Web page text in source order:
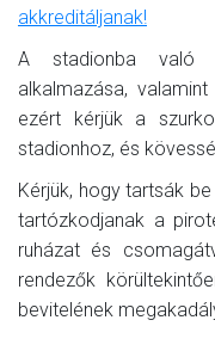
akkreditáljanak!
A stadionba való
alkalmazása,
ezért kérjük a
stadionhoz, és
Kérjük, hogy tartsák
tartózkodjanak a
ruházat és
rendezők
bevitelének